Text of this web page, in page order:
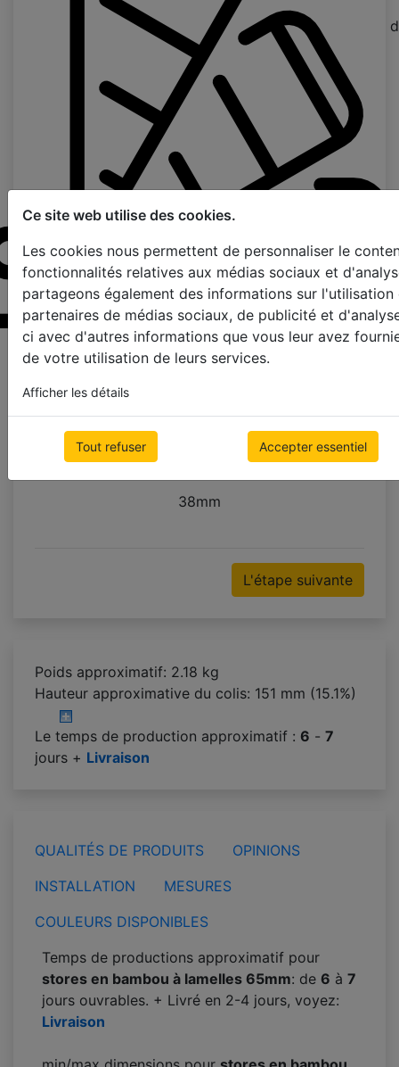
Ce site web utilise des cookies.
Les cookies nous permettent de personnaliser le
fonctionnalités relatives aux médias sociaux et
partageons également des informations sur
partenaires de médias sociaux, de publicité et
ci avec d'autres informations que vous leur avez
de votre utilisation de leurs services.
Afficher les détails
Tout refuser Accepter essentiel
Page d'échantillons
Couleur de Ruban
utilisez cordon d'échelle
38mm
25mm
L'étape suivante
Poids approximatif: 2.18 kg
Hauteur approximative du colis: 151 mm (15.1%)
Le temps de production approximatif : 6 - 7
jours + Livraison
QUALITÉS DE PRODUITS
OPINIONS
INSTALLATION
MESURES
COULEURS DISPONIBLES
Temps de productions approximatif pour
stores en bambou à lamelles 65mm: de 6 à 7
jours ouvrables. + Livré en 2-4 jours, voyez:
Livraison